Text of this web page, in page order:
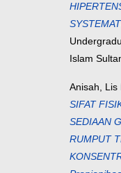
Islam
Anisah, Lis
SIFAT
SEDIAAN
RUMPUT